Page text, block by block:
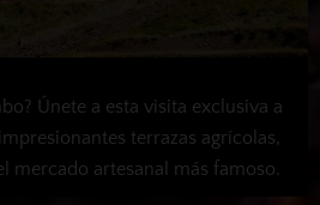
Únete a esta visita exclusiva a
terrazas agrícolas,
mercado artesanal más famoso.